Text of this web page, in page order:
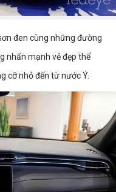
đen cùng những đường
nhấn mạnh vẻ đẹp thể
cỡ nhỏ đến từ nước Ý.